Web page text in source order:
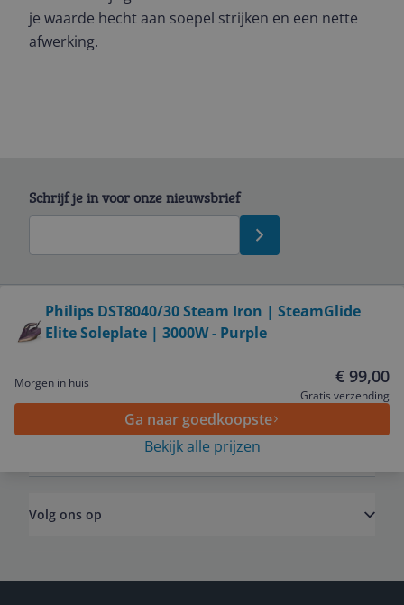
je waarde hecht aan soepel strijken en een nette
afwerking.
Philips DST8040/30 Steam Iron | SteamGlide
Elite Soleplate | 3000W - Purple
Morgen in huis € 99,00
Gratis verzending
Ga naar goedkoopste
Bekijk alle prijzen
Schrijf je in voor onze nieuwsbrief
Service
Algemeen
Volg ons op